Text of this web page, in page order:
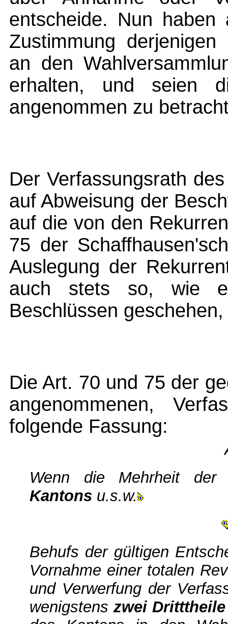
entscheide. Nun
Zustimmung
an den
erhalten, und seien
angenommen zu
Der Verfassungsrath
auf Abweisung der
auf die von den
75 der
Auslegung der
auch stets so, wie
Beschlüssen
Die Art. 70 und 75 der
angenommenen,
folgende Fassung:
Wenn die Mehrheit
Kantons u.s.w.
Behufs der gültigen
Vornahme einer totalen
und Verwerfung der
wenigstens zwei